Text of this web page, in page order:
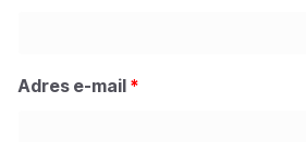
Adres e-mail *